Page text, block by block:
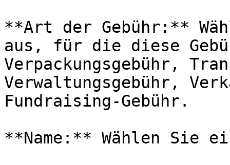
**Art der Gebühr:**
aus, für die diese
Verpackungsgebühr,
Verwaltungsgebühr,
Fundraising-Gebühr.
**Name:** Wählen Sie